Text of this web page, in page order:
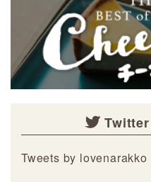
Twitter
Tweets by lovenarakko